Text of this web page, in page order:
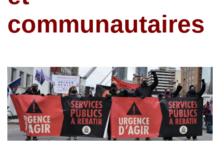
communautaires